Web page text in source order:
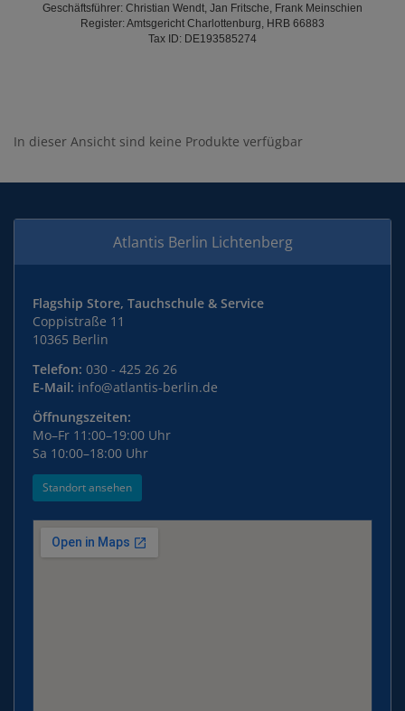
Geschäftsführer: Christian Wendt, Jan Fritsche, Frank Meinschien
Register: Amtsgericht Charlottenburg, HRB 66883
Tax ID: DE193585274
In dieser Ansicht sind keine Produkte verfügbar
Atlantis Berlin Lichtenberg
Flagship Store, Tauchschule & Service
Coppistraße 11
10365 Berlin
Telefon: 030 - 425 26 26
E-Mail: info@atlantis-berlin.de
Öffnungszeiten:
Mo–Fr 11:00–19:00 Uhr
Sa 10:00–18:00 Uhr
Standort ansehen